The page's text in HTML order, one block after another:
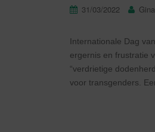
31/03/2022
Internationale Dag
ergernis en frustratie
“verdrietige
voor transgenders.